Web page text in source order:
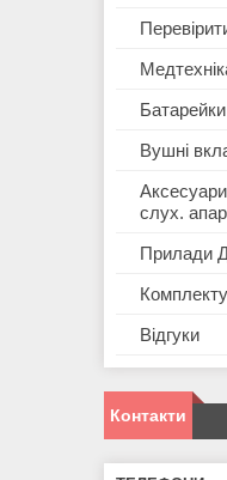
Вушні
слух.
Прилади
Відгуки
Контакти